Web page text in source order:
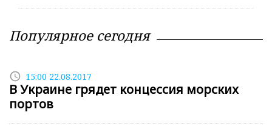
Популярное сегодня
access_time 15:00 22.08.2017
В Украине грядет концессия морских
портов